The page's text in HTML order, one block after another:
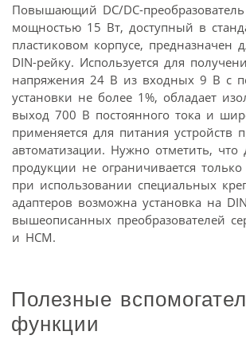
Повышающий DC/DC-
мощностью 15 Вт, доступный в
пластиковом корпусе, предназначен
DIN-рейку. Используется для
напряжения 24 В из входных 9 В с
установки не более 1%, обладает
выход 700 В постоянного тока и
применяется для питания устройств
автоматизации. Нужно отметить, что
продукции не ограничивается
при использовании специальных
адаптеров возможна установка на
вышеописанных преобразователей
и HCM.
Полезные
функции